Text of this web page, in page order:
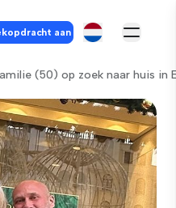
aan
(50) op zoek naar huis in